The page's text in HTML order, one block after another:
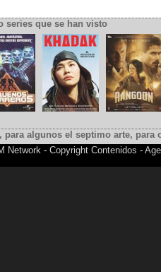
series que se han visto
para algunos el septimo arte,
Network- Copyright Contenidos -